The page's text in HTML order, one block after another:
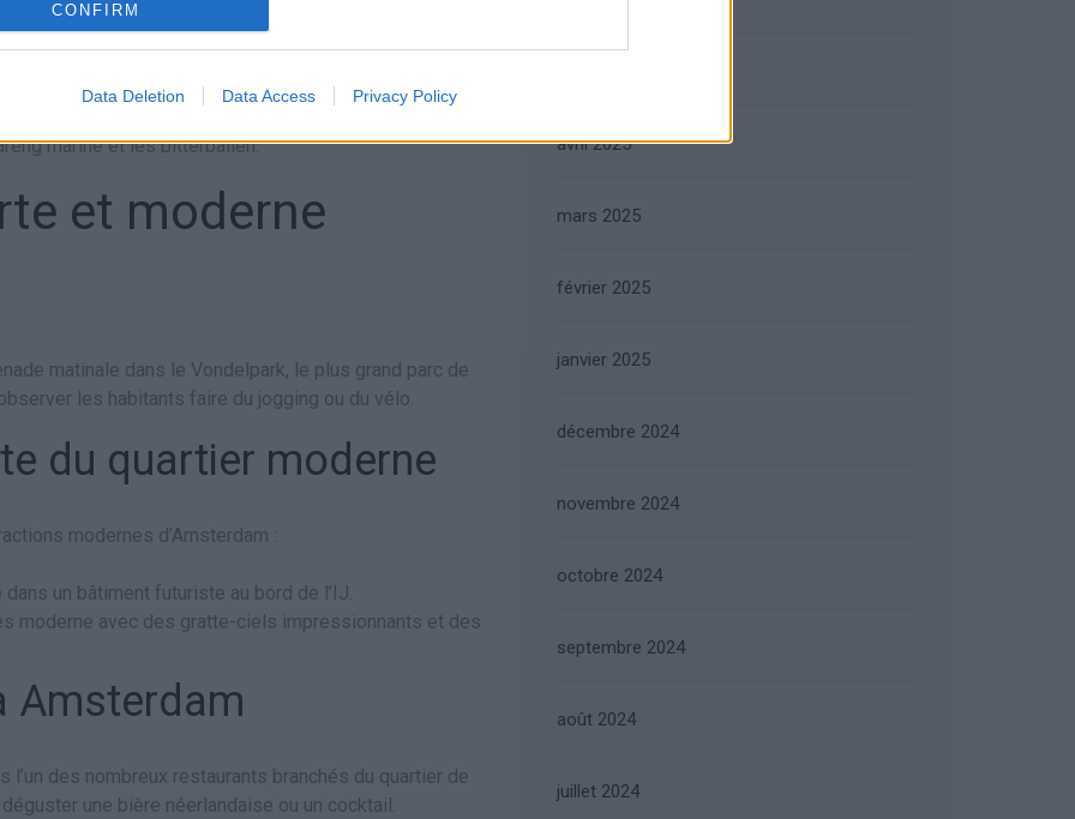
CONFIRM
Data Deletion Data Access Privacy Policy
local
un restaurant typique néerlandais dans le Jordaan. Ne
mariné et les bitterballen.
et moderne
matinale dans le Vondelpark, le plus grand parc de
les habitants faire du jogging ou du vélo.
du quartier moderne
modernes d’Amsterdam :
un bâtiment futuriste au bord de l’IJ.
moderne avec des gratte-ciels impressionnants et des
Amsterdam
des nombreux restaurants branchés du quartier de
une bière néerlandaise ou un cocktail.
avril 2025
mars 2025
février 2025
janvier 2025
décembre 2024
novembre 2024
octobre 2024
septembre 2024
août 2024
juillet 2024